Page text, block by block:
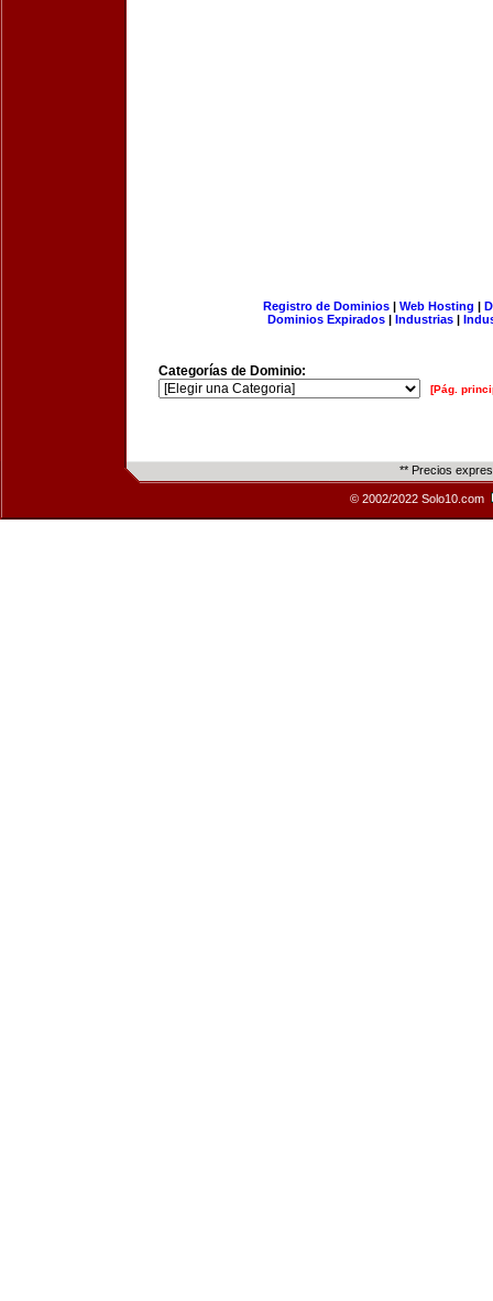
Registro de Dominios| Web Hosting |
Dominios Expirados | Industrias |
Categorías de Dominio:
[Pág.
** Precios
© 2002/2022 Solo10.com